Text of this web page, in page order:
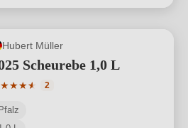
Hubert Müller
Scheurebe 1,0 L
★★★★
★ Bewertung von 4.5
2
Pfalz